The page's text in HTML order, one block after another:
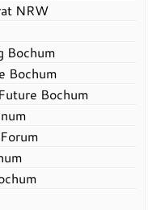
NRW
Bochum
Bochum
Bochum